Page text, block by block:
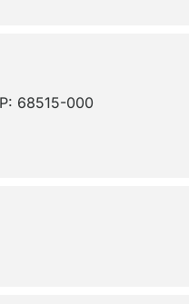
68515-000